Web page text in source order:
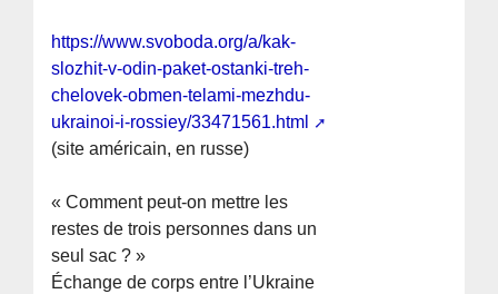
https://www.svoboda.org/a/kak-
slozhit-v-odin-paket-ostanki-treh-
chelovek-obmen-telami-mezhdu-
ukrainoi-i-rossiey/33471561.html
(site américain, en russe)
« Comment peut-on mettre les
restes de trois personnes dans un
seul sac ? »
Échange de corps entre l’Ukraine